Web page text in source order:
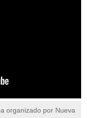
organizado por Nueva